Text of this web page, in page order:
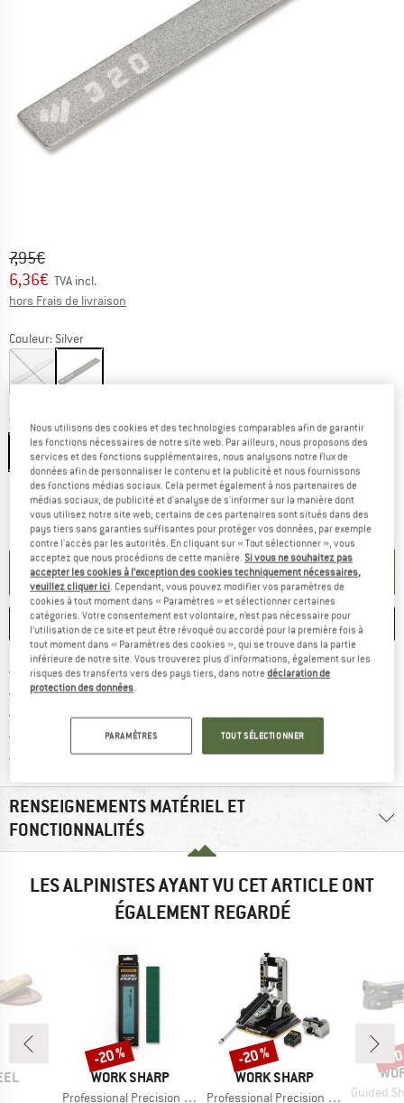
Prix initial :
7,95€
Prix:
6,36€ TVA incl.
hors Frais de livraison
Couleur: Silver
Taille:Diamant 600
Diamant 600 Keramik
Délai de livraison: 3-5 jours ouvrablesLe lien s'ouvre dans une boîte
Plus que 1 article en stock !
Quantité:
AJOUTER AU PANIER
ENREGISTRER COMPARER
Livraison gratuite dès 69 € (FR)Trouve les infos sur la
Droit de retour de 100 jours
> 4 000 000 clients satisfaits
Tous les articles disponibles
Protection des acheteurs de Trusted ShopsTrouve toutes les
RENSEIGNEMENTS MATÉRIEL ET
FONCTIONNALITÉS
LES ALPINISTES AYANT VU CET ARTICLE ONT
ÉGALEMENT REGARDÉ
MARQUE
WORK SHARP
Article
Professional Precision Adjust Leather Strop Kit
Remise
-20 %
MARQUE
WORK SHARP
Article
Professional Precision Adjust Knife Sharpener
Remise
-20 %
Article
Guided
-
Nous utilisons des cookies et des technologies comparables afin de garantir
les fonctions nécessaires de notre site web. Par ailleurs, nous proposons des
services et des fonctions supplémentaires, nous analysons notre flux de
données afin de personnaliser le contenu et la publicité et nous fournissons
des fonctions médias sociaux. Cela permet également à nos partenaires de
médias sociaux, de publicité et d'analyse de s'informer sur la manière dont
vous utilisez notre site web; certains de ces partenaires sont situés dans des
pays tiers sans garanties suffisantes pour protéger vos données, par exemple
contre l'accès par les autorités. En cliquant sur « Tout sélectionner », vous
acceptez que nous procédions de cette manière.Si vous ne souhaitez pas
accepter les cookies à l’exception des cookies techniquement nécessaires,
veuillez cliquer ici. Cependant, vous pouvez modifier vos paramètres de
cookies à tout moment dans « Paramètres » et sélectionner certaines
catégories. Votre consentement est volontaire, n’est pas nécessaire pour
l’utilisation de ce site et peut être révoqué ou accordé pour la première fois à
tout moment dans « Paramètres des cookies », qui se trouve dans la partie
inférieure de notre site. Vous trouverez plus d'informations, également sur les
risques des transferts vers des pays tiers, dans notredéclaration de
protection des données.
PARAMÈTRES TOUT SÉLECTIONNER